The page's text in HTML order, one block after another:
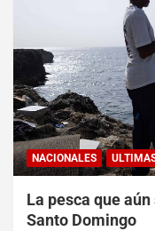
NACIONALES
La pesca que
Santo Domingo